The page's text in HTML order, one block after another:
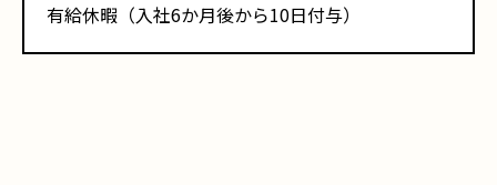
有給休暇（入社6か月後から10日付与）